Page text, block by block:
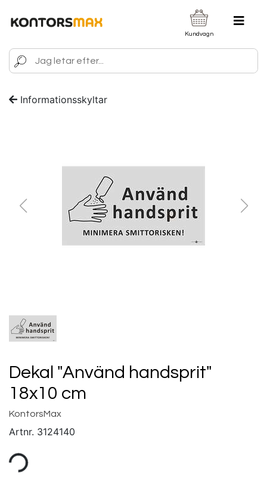
Kundvagn
Informationsskyltar
Dekal "Använd handsprit"
18x10 cm
KontorsMax
Artnr. 3124140